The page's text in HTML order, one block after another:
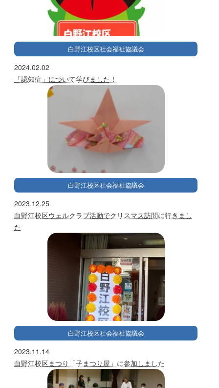
白野江校区社会福祉協議会
2024.02.02
「認知症」について学びました！
白野江校区社会福祉協議会
2023.12.25
白野江校区ウェルクラブ活動でクリスマス訪問に行きまし
た
白野江校区社会福祉協議会
2023.11.14
白野江校区まつり「子まつり屋」に参加しました